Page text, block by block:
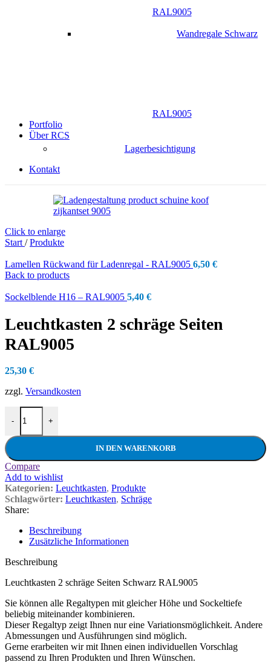
RAL9005
Wandregale Schwarz
RAL9005
Portfolio
Über RCS
Lagerbesichtigung
Kontakt
Click to enlarge
Start / Produkte
Lamellen Rückwand für Ladenregal - RAL9005 6,50 €
Back to products
Sockelblende H16 – RAL9005 5,40 €
Leuchtkasten 2 schräge Seiten
RAL9005
25,30 €
zzgl. Versandkosten
-
Leuchtkasten 2 schräge Seiten RAL9005 Menge
+
IN DEN WARENKORB
Compare
Add to wishlist
Kategorien: Leuchtkasten, Produkte
Schlagwörter: Leuchtkasten, Schräge
Share:
Beschreibung
Zusätzliche Informationen
Beschreibung
Leuchtkasten 2 schräge Seiten Schwarz RAL9005
Sie können alle Regaltypen mit gleicher Höhe und Sockeltiefe
beliebig miteinander kombinieren.
Dieser Regaltyp zeigt Ihnen nur eine Variationsmöglichkeit. Andere
Abmessungen und Ausführungen sind möglich.
Gerne erarbeiten wir mit Ihnen einen individuellen Vorschlag
passend zu Ihren Produkten und Ihren Wünschen.